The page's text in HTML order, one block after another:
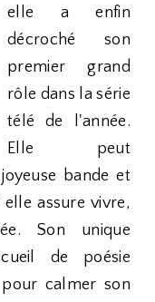
elle a enfin
décroché son
premier grand
rôle dans la série
télé de l'année.
Elle peut
bande et
assure vivre,
Son unique
de poésie
calmer son